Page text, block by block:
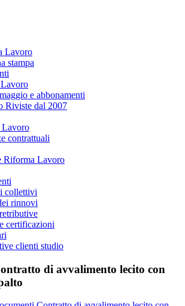
Lavoro
stampa
e abbonamenti
Riviste dal 2007
Lavoro
contrattuali
Riforma Lavoro
collettivi
rinnovi
certificazioni
clienti studio
di avvalimento lecito con